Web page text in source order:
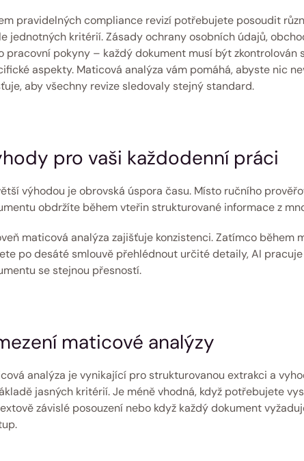
pravidelných compliance revizí potřebujete posoudit
jednotných kritérií. Zásady ochrany osobních údajů,
pracovní pokyny – každý dokument musí být zkontrolován
aspekty. Maticová analýza vám pomáhá, abyste nic
aby všechny revize sledovaly stejný standard.
pro vaši každodenní práci
výhodou je obrovská úspora času. Místo ručního
obdržíte během vteřin strukturované informace z
maticová analýza zajišťuje konzistenci. Zatímco během
po desáté smlouvě přehlédnout určité detaily, AI
se stejnou přesností.
maticové analýzy
analýza je vynikající pro strukturovanou extrakci a
jasných kritérií. Je méně vhodná, když potřebujete
závislé posouzení nebo když každý dokument